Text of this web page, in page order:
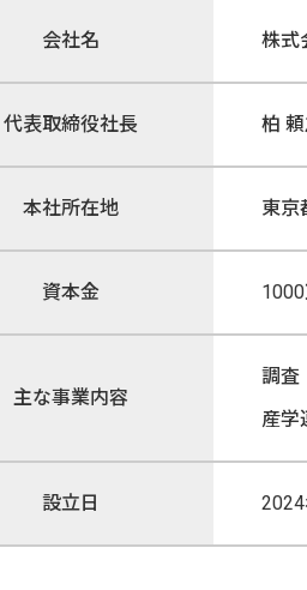
会社名 株式
代表取締役社長 柏
本社所在地 東京
資本金
主な事業内容
調査
産学
設立日